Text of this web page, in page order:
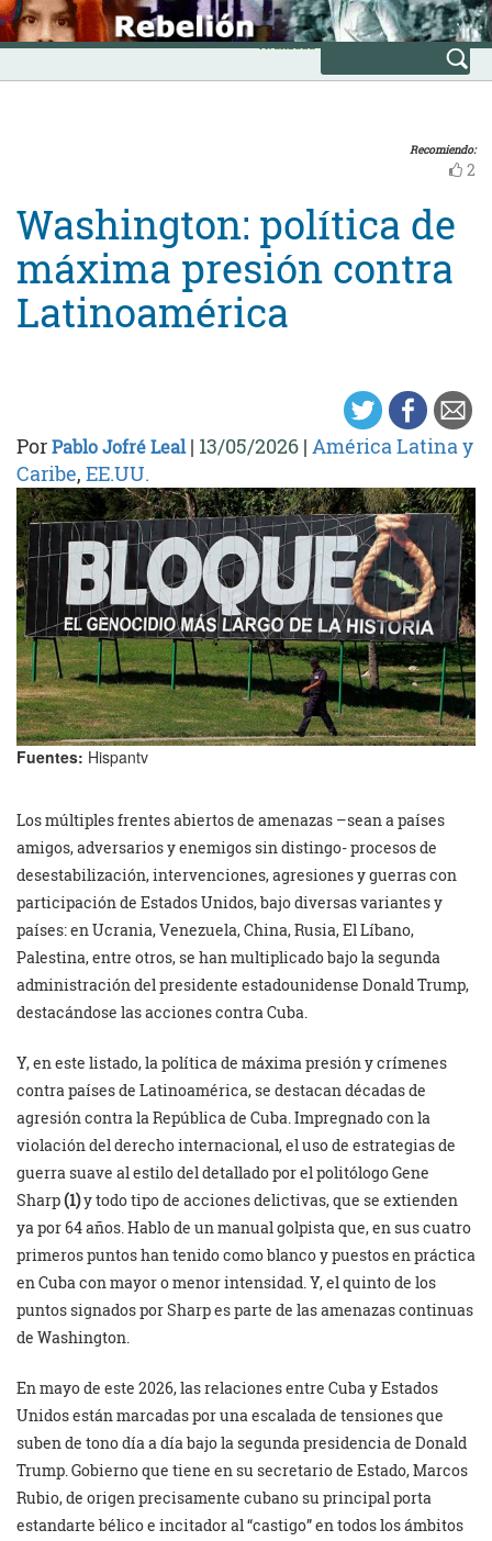
Skip
to
content
INICIO
Avanzada
Recomiendo:
2
Washington: política de
máxima presión contra
Latinoamérica
PorPablo Jofré Leal| 13/05/2026 | América Latina y
Caribe, EE.UU.
Fuentes: Hispantv
Los múltiples frentes abiertos de amenazas –sean a países
amigos, adversarios y enemigos sin distingo- procesos de
desestabilización, intervenciones, agresiones y guerras con
participación de Estados Unidos, bajo diversas variantes y
países: en Ucrania, Venezuela, China, Rusia, El Líbano,
Palestina, entre otros, se han multiplicado bajo la segunda
administración del presidente estadounidense Donald Trump,
destacándose las acciones contra Cuba.
Y, en este listado, la política de máxima presión y crímenes
contra países de Latinoamérica, se destacan décadas de
agresión contra la República de Cuba. Impregnado con la
violación del derecho internacional, el uso de estrategias de
guerra suave al estilo del detallado por el politólogo Gene
Sharp(1)y todo tipo de acciones delictivas, que se extienden
ya por 64 años. Hablo de un manual golpista que, en sus cuatro
primeros puntos han tenido como blanco y puestos en práctica
en Cuba con mayor o menor intensidad. Y, el quinto de los
puntos signados por Sharp es parte de las amenazas continuas
de Washington.
En mayo de este 2026, las relaciones entre Cuba y Estados
Unidos están marcadas por una escalada de tensiones que
suben de tono día a día bajo la segunda presidencia de Donald
Trump. Gobierno que tiene en su secretario de Estado, Marcos
Rubio, de origen precisamente cubano su principal porta
estandarte bélico e incitador al “castigo” en todos los ámbitos